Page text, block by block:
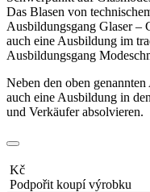
Das Blasen von
Ausbildungsgang Glaser –
auch eine Ausbildung im
Ausbildungsgang
Neben den oben
auch eine Ausbildung in
und Verkäufer absolvieren.
Kč
Podpořit koupí výrobku